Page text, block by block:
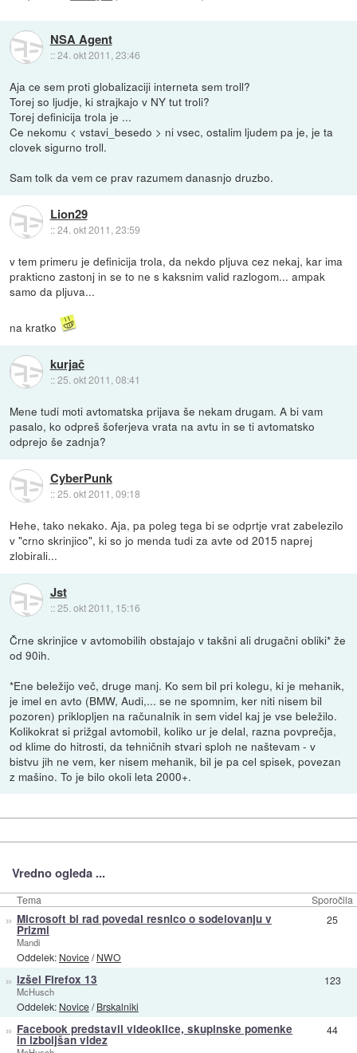
NSA Agent
::24. okt 2011, 23:46
Aja ce sem proti globalizaciji interneta sem troll?
Torej so ljudje, ki strajkajo v NY tut troli?
Torej definicija trola je ...
Ce nekomu < vstavi_besedo > ni vsec, ostalim ljudem pa je, je ta
clovek sigurno troll.
Sam tolk da vem ce prav razumem danasnjo druzbo.
Lion29
::24. okt 2011, 23:59
v tem primeru je definicija trola, da nekdo pljuva cez nekaj, kar ima
prakticno zastonj in se to ne s kaksnim valid razlogom... ampak
samo da pljuva...
na kratko
kurjač
::25. okt 2011, 08:41
Mene tudi moti avtomatska prijava še nekam drugam. A bi vam
pasalo, ko odpreš šoferjeva vrata na avtu in se ti avtomatsko
odprejo še zadnja?
CyberPunk
::25. okt 2011, 09:18
Hehe, tako nekako. Aja, pa poleg tega bi se odprtje vrat zabelezilo
v "crno skrinjico", ki so jo menda tudi za avte od 2015 naprej
zlobirali...
Jst
::25. okt 2011, 15:16
Črne skrinjice v avtomobilih obstajajo v takšni ali drugačni obliki* že
od 90ih.
*Ene beležijo več, druge manj. Ko sem bil pri kolegu, ki je mehanik,
je imel en avto (BMW, Audi,... se ne spomnim, ker niti nisem bil
pozoren) priklopljen na računalnik in sem videl kaj je vse beležilo.
Kolikokrat si prižgal avtomobil, koliko ur je delal, razna povprečja,
od klime do hitrosti, da tehničnih stvari sploh ne naštevam - v
bistvu jih ne vem, ker nisem mehanik, bil je pa cel spisek, povezan
z mašino. To je bilo okoli leta 2000+.
Vredno ogleda ...
Tema Sporočila
» Microsoft bi rad povedal resnico o sodelovanju v
Prizmi
Mandi
Oddelek: Novice/NWO
25
» Izšel Firefox 13
McHusch
Oddelek: Novice/Brskalniki
123
» Facebook predstavil videoklice, skupinske pomenke
in izboljšan videz
44